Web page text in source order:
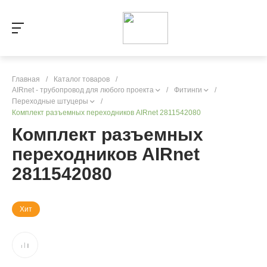
Главная / Каталог товаров
/
AIRnet - трубопровод для любого проекта
/ Фитинги
/
Переходные штуцеры
/
Комплект разъемных переходников AIRnet 2811542080
Комплект разъемных
переходников AIRnet
2811542080
Хит